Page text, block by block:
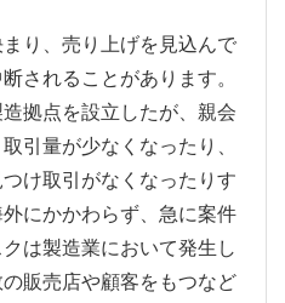
り、売り上げを見込んで
されることがあります。
拠点を設立したが、親会
引量が少なくなったり、
け取引がなくなったりす
にかかわらず、急に案件
は製造業において発生し
販売店や顧客をもつなど